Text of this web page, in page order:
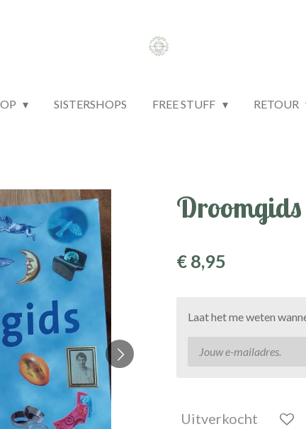
SISTERSHOPS FREE STUFF RETOUR
€ 8,95
Laat het me weten
Uitverkocht